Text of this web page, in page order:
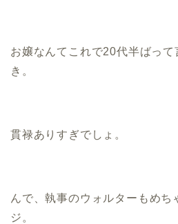
お嬢なんてこれで20代半ばっ
き。
貫禄ありすぎでしょ。
んで、執事のウォルターもめち
ジ。